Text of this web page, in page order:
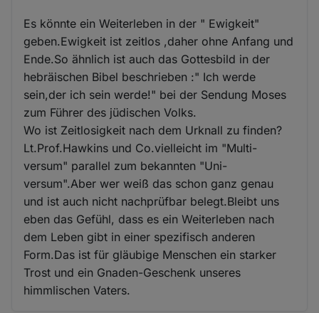
Es könnte ein Weiterleben in der " Ewigkeit"
geben.Ewigkeit ist zeitlos ,daher ohne Anfang und
Ende.So ähnlich ist auch das Gottesbild in der
hebräischen Bibel beschrieben :" Ich werde
sein,der ich sein werde!" bei der Sendung Moses
zum Führer des jüdischen Volks.
Wo ist Zeitlosigkeit nach dem Urknall zu finden?
Lt.Prof.Hawkins und Co.vielleicht im "Multi-
versum" parallel zum bekannten "Uni-
versum".Aber wer weiß das schon ganz genau
und ist auch nicht nachprüfbar belegt.Bleibt uns
eben das Gefühl, dass es ein Weiterleben nach
dem Leben gibt in einer spezifisch anderen
Form.Das ist für gläubige Menschen ein starker
Trost und ein Gnaden-Geschenk unseres
himmlischen Vaters.